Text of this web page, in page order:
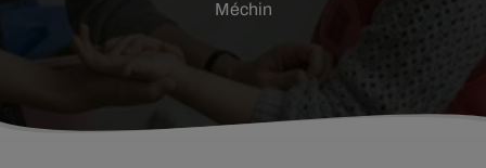
Méchin